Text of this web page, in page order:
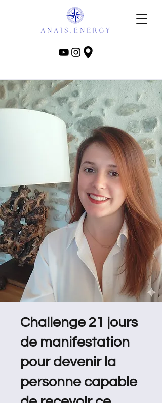
Challenge 21 jours
de manifestation
pour devenir la
personne capable